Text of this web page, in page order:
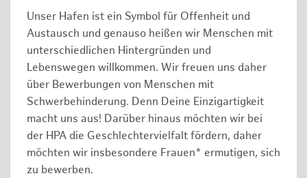
Unser Hafen ist ein Symbol für Offenheit und
Austausch und genauso heißen wir Menschen mit
unterschiedlichen Hintergründen und
Lebenswegen willkommen. Wir freuen uns daher
über Bewerbungen von Menschen mit
Schwerbehinderung. Denn Deine Einzigartigkeit
macht uns aus! Darüber hinaus möchten wir bei
der HPA die Geschlechtervielfalt fördern, daher
möchten wir insbesondere Frauen* ermutigen, sich
zu bewerben.